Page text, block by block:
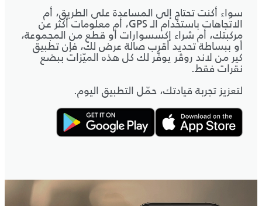
سواء أكنت تحتاج إلى المساعدة على الطريق، أم
الاتجاهات باستخدام الـ GPS، أم معلومات أكثر عن
مركبتك، أم شراء إكسسوارات أو قطع من المجموعة،
أو ببساطة تحديد أقرب صالة عرض لك، فإن تطبيق
كير من لاند روڤر يوفّر لك كل هذه الميّزات ببضع
نقرات فقط.
لتعزيز تجربة قيادتك، حمّل التطبيق اليوم.